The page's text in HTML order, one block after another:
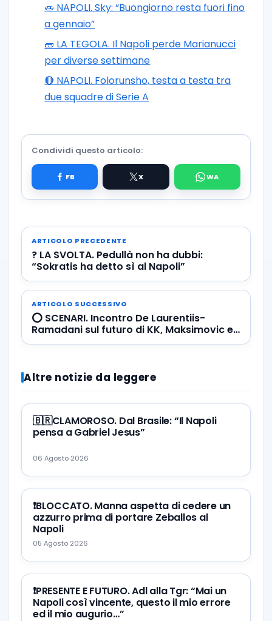
🧫 NAPOLI. Sky: “Buongiorno resta fuori fino
a gennaio”
🧱 LA TEGOLA. Il Napoli perde Marianucci
per diverse settimane
🔴 NAPOLI. Folorunsho, testa a testa tra
due squadre di Serie A
Condividi questo articolo:
ARTICOLO PRECEDENTE
? LA SVOLTA. Pedullà non ha dubbi:
“Sokratis ha detto sì al Napoli”
ARTICOLO SUCCESSIVO
⭕️ SCENARI. Incontro De Laurentiis-
Ramadani sul futuro di KK, Maksimovic e
Demme
Altre notizie da leggere
🇧🇷CLAMOROSO. Dal Brasile: “Il Napoli
pensa a Gabriel Jesus”
06 Agosto 2026
❗️BLOCCATO. Manna aspetta di cedere un
azzurro prima di portare Zeballos al
Napoli
05 Agosto 2026
❗️PRESENTE E FUTURO. Adl alla Tgr: “Mai un
Napoli così vincente, questo il mio errore
ed il mio augurio…”